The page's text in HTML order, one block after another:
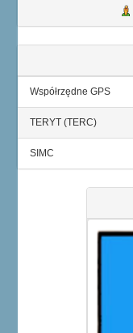
Współrzędne GPS
TERYT (TERC)
SIMC